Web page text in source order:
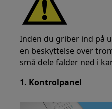
Inden du griber ind på
en beskyttelse over
små dele falder ned i
1. Kontrolpanel